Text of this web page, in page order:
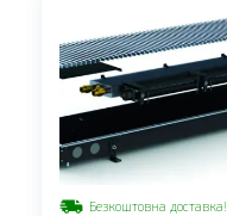
Безкоштовна доставка!